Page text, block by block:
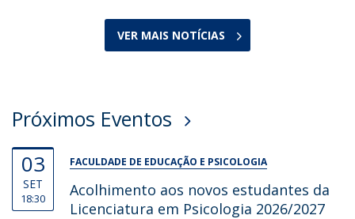
VER MAIS NOTÍCIAS
Próximos Eventos
03
SET
18:30
FACULDADE DE EDUCAÇÃO E PSICOLOGIA
Acolhimento aos novos estudantes da
Licenciatura em Psicologia 2026/2027